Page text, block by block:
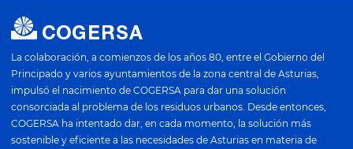
La colaboración, a comienzos de los años 80, entre el Gobierno del
Principado y varios ayuntamientos de la zona central de Asturias,
impulsó el nacimiento de COGERSA para dar una solución
consorciada al problema de los residuos urbanos. Desde entonces,
COGERSA ha intentado dar, en cada momento, la solución más
sostenible y eficiente a las necesidades de Asturias en materia de